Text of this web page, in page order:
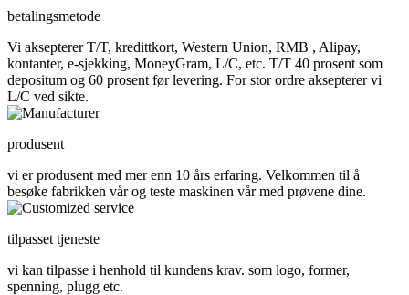
betalingsmetode
Vi aksepterer T/T, kredittkort, Western Union, RMB , Alipay,
kontanter, e-sjekking, MoneyGram, L/C, etc. T/T 40 prosent som
depositum og 60 prosent før levering. For stor ordre aksepterer vi
L/C ved sikte.
produsent
vi er produsent med mer enn 10 års erfaring. Velkommen til å
besøke fabrikken vår og teste maskinen vår med prøvene dine.
tilpasset tjeneste
vi kan tilpasse i henhold til kundens krav. som logo, former,
spenning, plugg etc.